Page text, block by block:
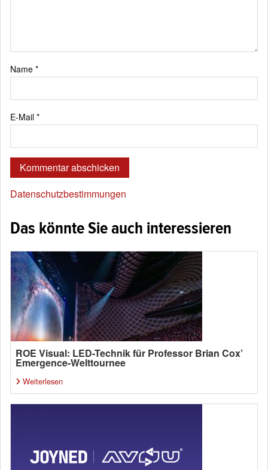
Name *
E-Mail *
Datenschutzbestimmungen
Das könnte Sie auch interessieren
ROE Visual: LED-Technik für Professor Brian Cox’
Emergence-Welttournee
Weiterlesen